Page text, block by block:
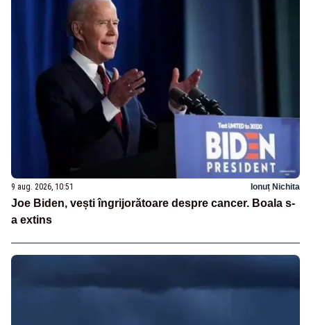
9 aug. 2026, 10:51 Ionuț Nichita
Joe Biden, vești îngrijorătoare despre cancer. Boala s-
a extins